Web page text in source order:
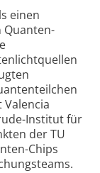
einen
Quanten­
Valencia
Institut für
der TU
Chips